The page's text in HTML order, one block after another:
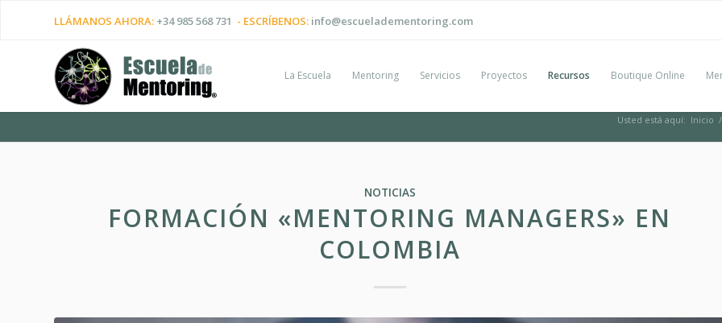
LLÁMANOS AHORA: +34 985 568 731 - ESCRÍBENOS: info@escueladementoring.com
La Escuela Mentoring Servicios Proyectos Recursos Boutique Online
Usted está aquí: Inicio /
NOTICIAS
FORMACIÓN «MENTORING MANAGERS» EN
COLOMBIA